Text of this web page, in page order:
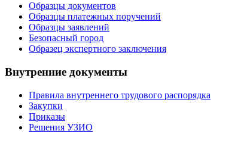
Образцы документов
Образцы платежных поручений
Образцы заявлений
Безопасный город
Образец экспертного заключения
Внутренние документы
Правила внутреннего трудового распорядка
Закупки
Приказы
Решения УЗИО